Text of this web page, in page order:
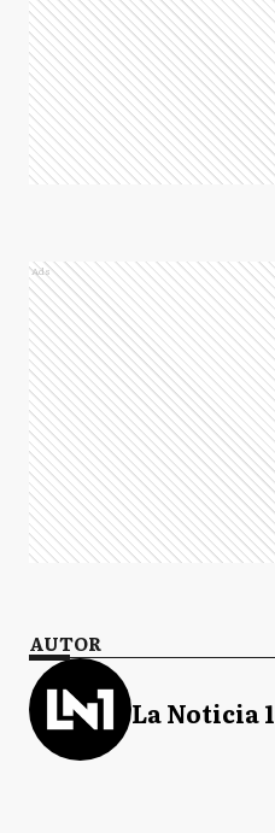
Ads
AUTOR
La Noticia 1